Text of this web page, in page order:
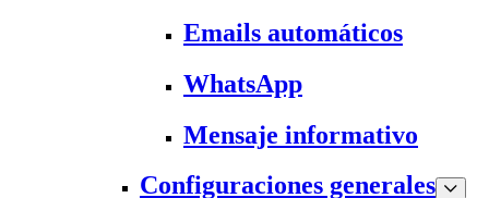
Emails automáticos
WhatsApp
Mensaje informativo
Configuraciones generales